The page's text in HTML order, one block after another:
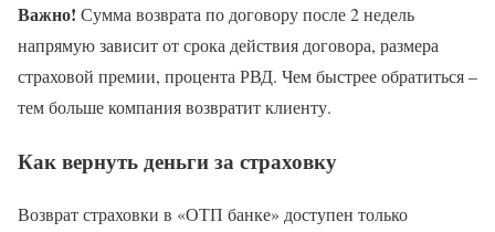
Важно! Сумма возврата по договору после 2 недель
напрямую зависит от срока действия договора, размера
страховой премии, процента РВД. Чем быстрее обратиться –
тем больше компания возвратит клиенту.
Как вернуть деньги за страховку
Возврат страховки в «ОТП банке» доступен только